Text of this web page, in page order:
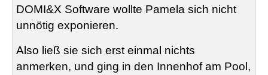
DOMI&X Software wollte Pamela sich nicht
unnötig exponieren.
Also ließ sie sich erst einmal nichts
anmerken, und ging in den Innenhof am Pool,